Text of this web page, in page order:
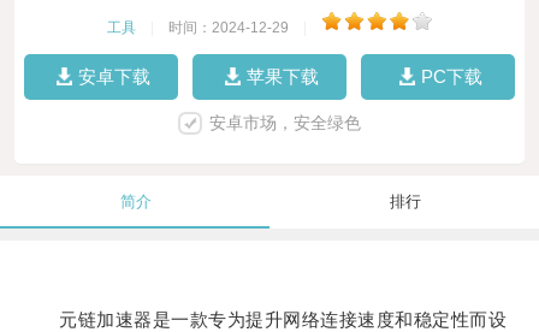
工具 时间：2024-12-29
安卓下载 苹果下载 PC下载
安卓市场，安全绿色
简介 排行
元链加速器是一款专为提升网络连接速度和稳定性而设